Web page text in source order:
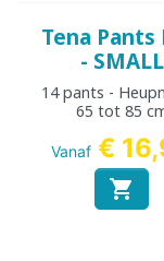
Tena Pants
- SMALL
14 pants -
65 tot 85
Vanaf €
